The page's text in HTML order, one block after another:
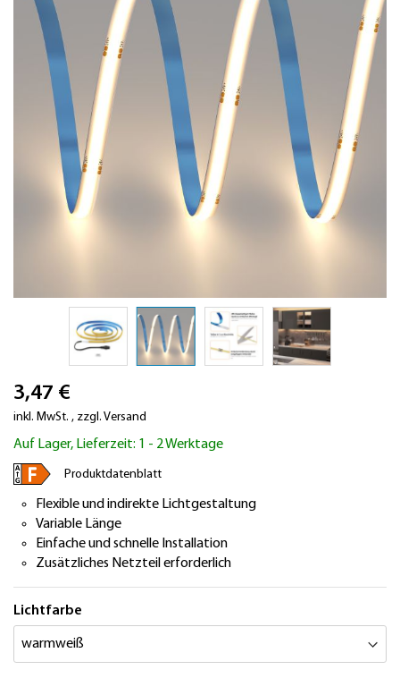
springen
Anfang
der
springen
3,47 €
inkl. MwSt. , zzgl. Versand
Auf Lager, Lieferzeit: 1 - 2 Werktage
Produktdatenblatt
Flexible und indirekte Lichtgestaltung
Variable Länge
Einfache und schnelle Installation
Zusätzliches Netzteil erforderlich
Lichtfarbe